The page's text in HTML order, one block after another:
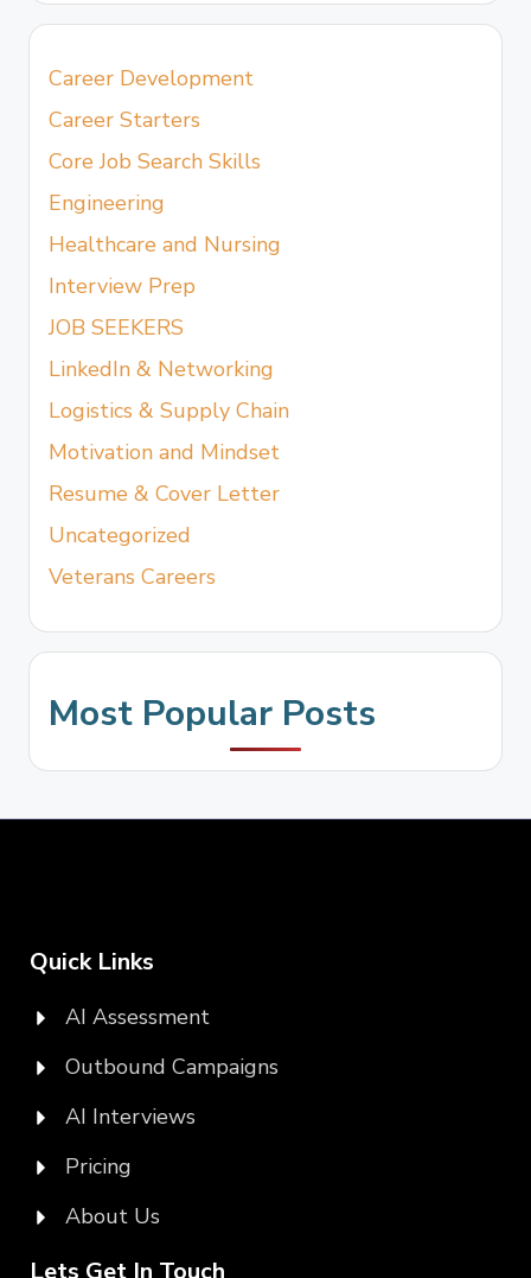
Career Development
Career Starters
Core Job Search Skills
Engineering
Healthcare and Nursing
Interview Prep
JOB SEEKERS
LinkedIn & Networking
Logistics & Supply Chain
Motivation and Mindset
Resume & Cover Letter
Uncategorized
Veterans Careers
Most Popular Posts
Quick Links
AI Assessment
Outbound Campaigns
AI Interviews
Pricing
About Us